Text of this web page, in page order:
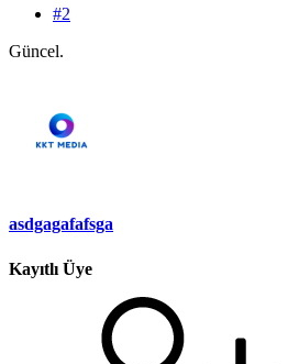
#2
Güncel.
asdgagafafsga
Kayıtlı Üye